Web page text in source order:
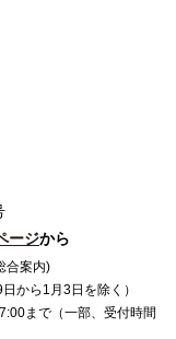
ージから
合案内)
から1月3日を除く）
まで（一部、受付時間